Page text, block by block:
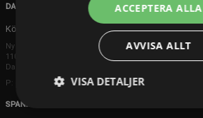
DANMARK
Köpenhamn
Ny Østergade 20
1101 København K
Danmark
P: +45 3698 8480
SPANIEN
ACCEPTERA ALLA
AVVISA ALLT
VISA DETALJER